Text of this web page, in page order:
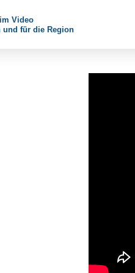
Video
und für die Region